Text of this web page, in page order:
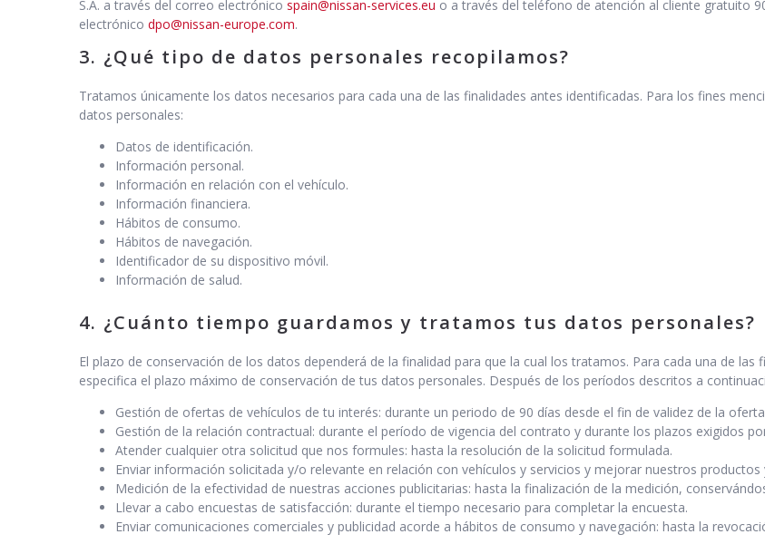
S.A. a través del correo electrónico spain@nissan-services.eu o a través del teléfono de atención al cliente gratuito
electrónico dpo@nissan-europe.com.
3. ¿Qué tipo de datos personales recopilamos?
Tratamos únicamente los datos necesarios para cada una de las finalidades antes identificadas. Para los fines
datos personales:
Datos de identificación.
Información personal.
Información en relación con el vehículo.
Información financiera.
Hábitos de consumo.
Hábitos de navegación.
Identificador de su dispositivo móvil.
Información de salud.
4. ¿Cuánto tiempo guardamos y tratamos tus datos personales?
El plazo de conservación de los datos dependerá de la finalidad para que la cual los tratamos. Para cada una de
especifica el plazo máximo de conservación de tus datos personales. Después de los períodos descritos a
Gestión de ofertas de vehículos de tu interés: durante un periodo de 90 días desde el fin de validez de la
Gestión de la relación contractual: durante el período de vigencia del contrato y durante los plazos exigidos
Atender cualquier otra solicitud que nos formules: hasta la resolución de la solicitud formulada.
Enviar información solicitada y/o relevante en relación con vehículos y servicios y mejorar nuestros
Medición de la efectividad de nuestras acciones publicitarias: hasta la finalización de la medición,
Llevar a cabo encuestas de satisfacción: durante el tiempo necesario para completar la encuesta.
Enviar comunicaciones comerciales y publicidad acorde a hábitos de consumo y navegación: hasta la